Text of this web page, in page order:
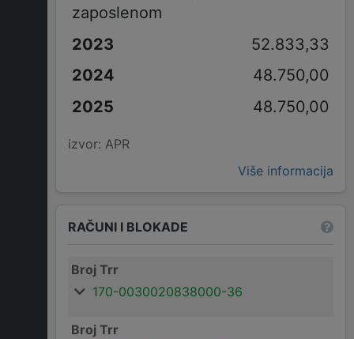
zaposlenom
52.833,33
48.750,00
48.750,00
izvor: APR
Više informacija
RAČUNI I BLOKADE
Broj Trr
170-0030020838000-36
Broj Trr